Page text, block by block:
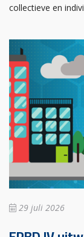
collectieve en
29 juli 2026